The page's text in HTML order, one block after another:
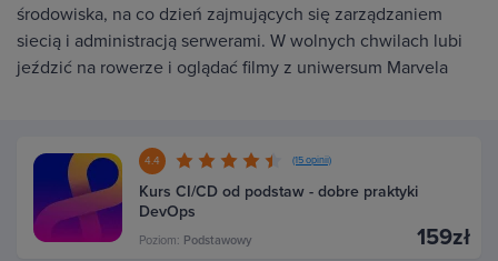
środowiska, na co dzień zajmujących się zarządzaniem
siecią i administracją serwerami. W wolnych chwilach lubi
jeździć na rowerze i oglądać filmy z uniwersum Marvela
4.4 (15 opinii)
Kurs CI/CD od podstaw - dobre praktyki
DevOps
Poziom: Podstawowy 159zł